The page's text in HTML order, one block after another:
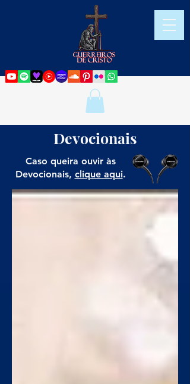
Devocionais
Caso queira ouvir às
Devocionais, clique aqui.